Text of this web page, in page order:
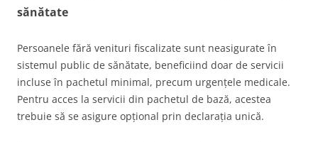
sănătate
Persoanele fără venituri fiscalizate sunt neasigurate în
sistemul public de sănătate, beneficiind doar de servicii
incluse în pachetul minimal, precum urgențele medicale.
Pentru acces la servicii din pachetul de bază, acestea
trebuie să se asigure opțional prin declarația unică.